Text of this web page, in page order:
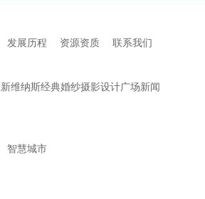
发展历程 资源资质 联系我们
维纳斯经典婚纱摄影设计广场新闻
智慧城市